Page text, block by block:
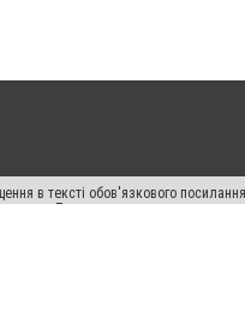
в тексті обов'язкового
Порушення виняткових прав